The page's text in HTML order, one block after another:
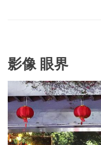
影像 眼界